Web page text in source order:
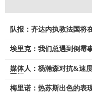
队报：齐达内执教法国将
埃里克：我们总遇到倒霉
媒体人：杨瀚森对抗&速
梅里诺：热苏斯出色的表